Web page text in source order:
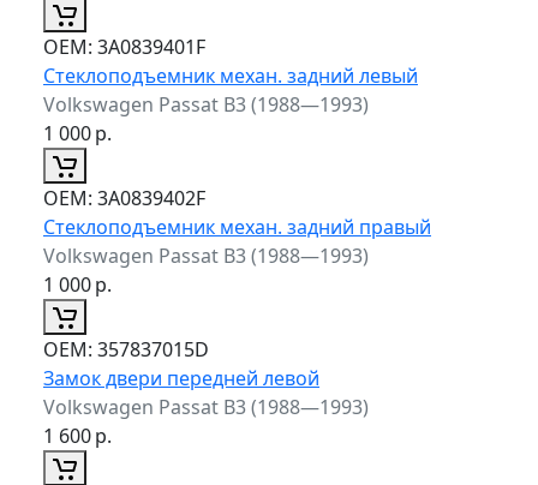
ОЕМ: 3A0839401F
Стеклоподъемник механ. задний левый
Volkswagen Passat B3 (1988—1993)
1 000р.
ОЕМ: 3A0839402F
Стеклоподъемник механ. задний правый
Volkswagen Passat B3 (1988—1993)
1 000р.
ОЕМ: 357837015D
Замок двери передней левой
Volkswagen Passat B3 (1988—1993)
1 600р.